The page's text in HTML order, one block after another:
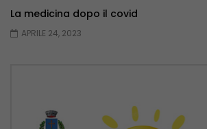
La medicina dopo il covid
APRILE 24, 2023